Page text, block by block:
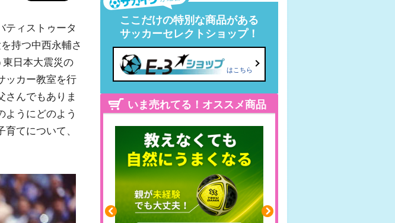
ティストゥータ
持つ中西永輔さ
東日本大震災の
ッカー教室を行
さんでもありま
ようにどのよう
てについて、
ここだけの特別な商品がある
サッカーセレクトショップ！
はこちら
いま売れてる！オススメ商品